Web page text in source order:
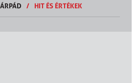
/ HIT ÉS ÉRTÉKEK